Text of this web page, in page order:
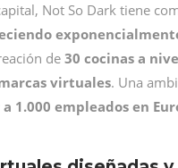
Not So Dark tiene
de 30 cocinas a
virtuales. Una
1.000 empleados en